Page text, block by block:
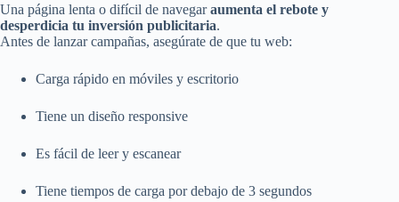
Una página lenta o difícil de navegaraumenta el rebote y
desperdicia tu inversión publicitaria.
Antes de lanzar campañas, asegúrate de que tu web:
Carga rápido en móviles y escritorio
Tiene un diseño responsive
Es fácil de leer y escanear
Tiene tiempos de carga por debajo de 3 segundos